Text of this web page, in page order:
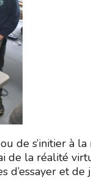
de s’initier à
de la réalité
et